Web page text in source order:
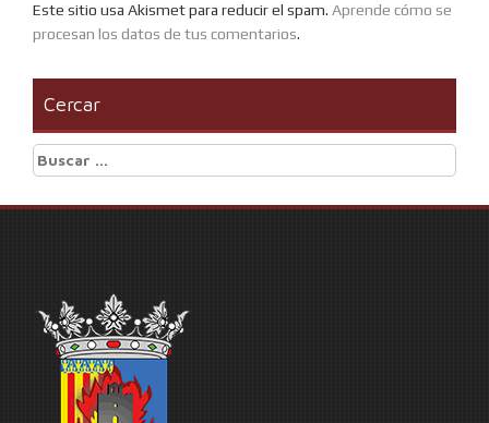
Este sitio usa Akismet para reducir el spam. Aprende cómo se
procesan los datos de tus comentarios.
Cercar
Buscar: